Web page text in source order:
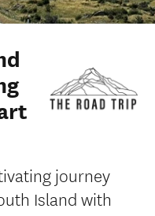
journey
Island with